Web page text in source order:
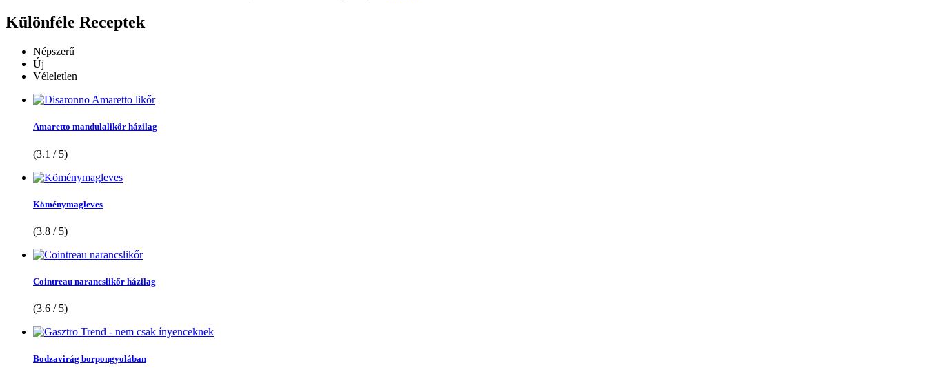
Különféle Receptek
Népszerű
Új
Véleletlen
Amaretto mandulalikőr házilag
(3.1 / 5)
Köménymagleves
(3.8 / 5)
Cointreau narancslikőr házilag
(3.6 / 5)
Bodzavirág borpongyolában